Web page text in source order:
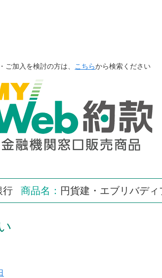
ご加入を検討の方は、 こちらから検索ください
行 商品名： 円貨建・エブリバディ